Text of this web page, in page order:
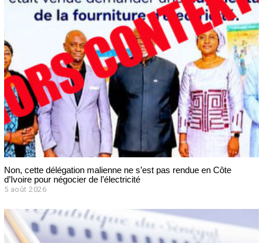
Non, cette délégation malienne ne s’est pas rendue en Côte
d’Ivoire pour négocier de l’électricité
5 août 2026